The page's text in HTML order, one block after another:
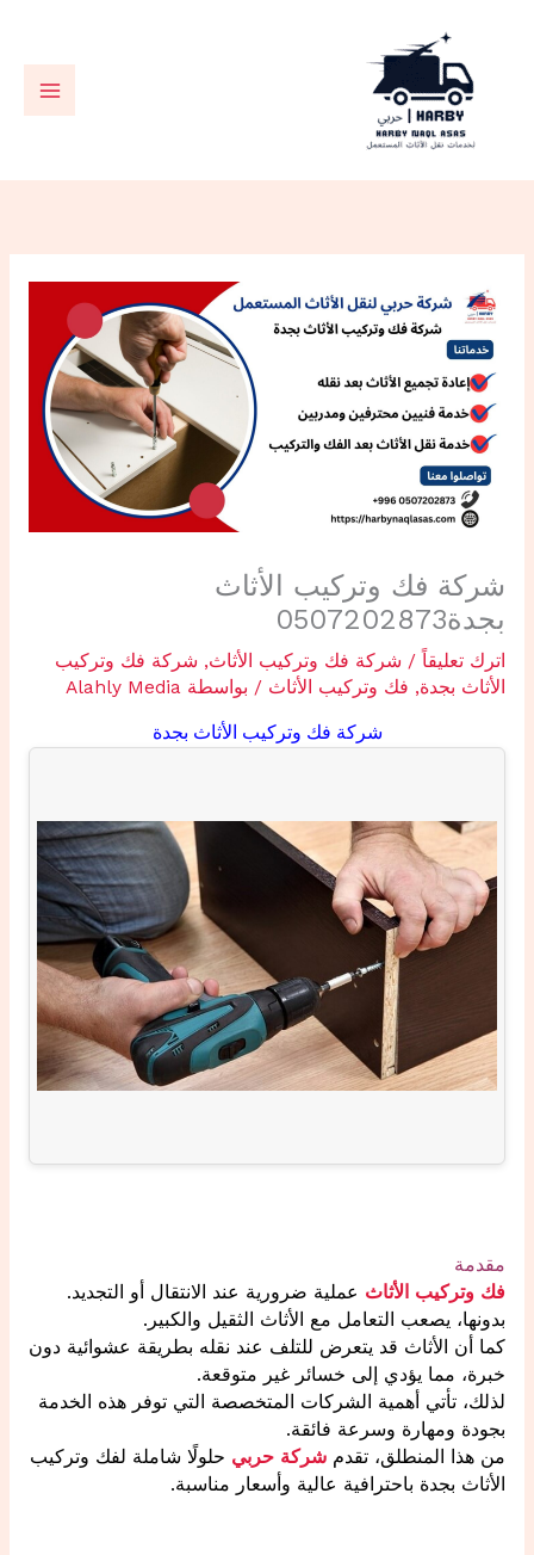
شركة فك وتركيب الأثاث
بجدة0507202873
اترك تعليقاً / شركة فك وتركيب الأثاث, شركة فك وتركيب
الأثاث بجدة, فك وتركيب الأثاث / بواسطة Alahly Media
شركة فك وتركيب الأثاث بجدة
مقدمة
فك وتركيب الأثاث عملية ضرورية عند الانتقال أو التجديد.
بدونها، يصعب التعامل مع الأثاث الثقيل والكبير.
كما أن الأثاث قد يتعرض للتلف عند نقله بطريقة عشوائية دون
خبرة، مما يؤدي إلى خسائر غير متوقعة.
لذلك، تأتي أهمية الشركات المتخصصة التي توفر هذه الخدمة
بجودة ومهارة وسرعة فائقة.
من هذا المنطلق، تقدم شركة حربي حلولًا شاملة لفك وتركيب
الأثاث بجدة باحترافية عالية وأسعار مناسبة.